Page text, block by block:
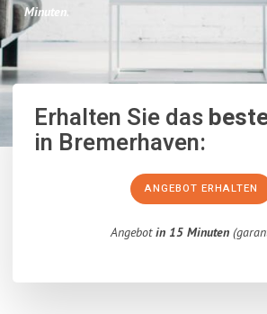
Minuten.
Erhalten Sie das
in Bremerhaven:
ANGEBOT ERHALTEN
Angebotin 15 Minuten